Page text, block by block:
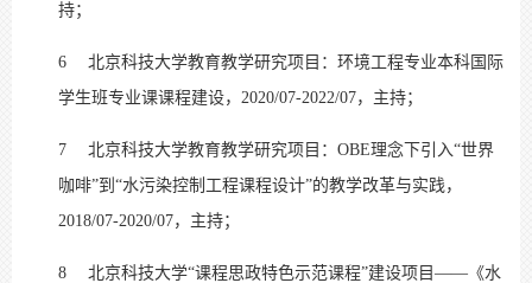
持；
6
北京科技大学教育教学研究项目：环境工程专业本科国际
学生班专业课课程建设，2020/07-2022/07，主持；
7
北京科技大学教育教学研究项目：OBE理念下引入“世界
咖啡”到“水污染控制工程课程设计”的教学改革与实践，
2018/07-2020/07，主持；
8
北京科技大学“课程思政特色示范课程”建设项目——《水